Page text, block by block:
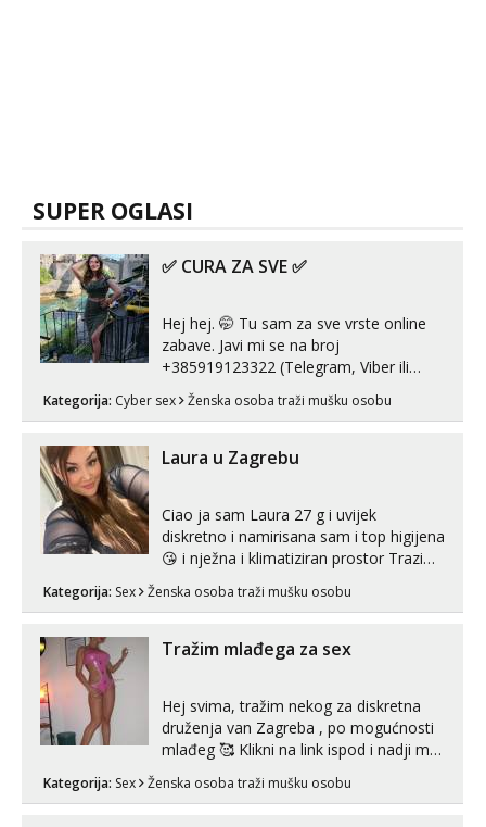
SUPER OGLASI
✅ CURA ZA SVE ✅
Hej hej. 🤭 Tu sam za sve vrste online
zabave. Javi mi se na broj
+385919123322 (Telegram, Viber ili
Whatsapp). 🤙 NE javljaj se na uzivo.
Hvala.
Kategorija: Cyber sex Ženska osoba traži mušku osobu
Laura u Zagrebu
Ciao ja sam Laura 27 g i uvijek
diskretno i namirisana sam i top higijena
😘 i nježna i klimatiziran prostor Trazim
Pusenje i gutanje sperme Erotsko rublje
tijelu Iskljucivo neradim analni !!! I
neljubim se Wha...
Kategorija: Sex Ženska osoba traži mušku osobu
Tražim mlađega za sex
Hej svima, tražim nekog za diskretna
druženja van Zagreba , po mogućnosti
mlađeg 🥰 Klikni na link ispod i nadji me
Kategorija: Sex Ženska osoba traži mušku osobu